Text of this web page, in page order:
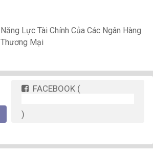
Năng Lực Tài Chính Của Các Ngân Hàng
Thương Mại
FACEBOOK (
)